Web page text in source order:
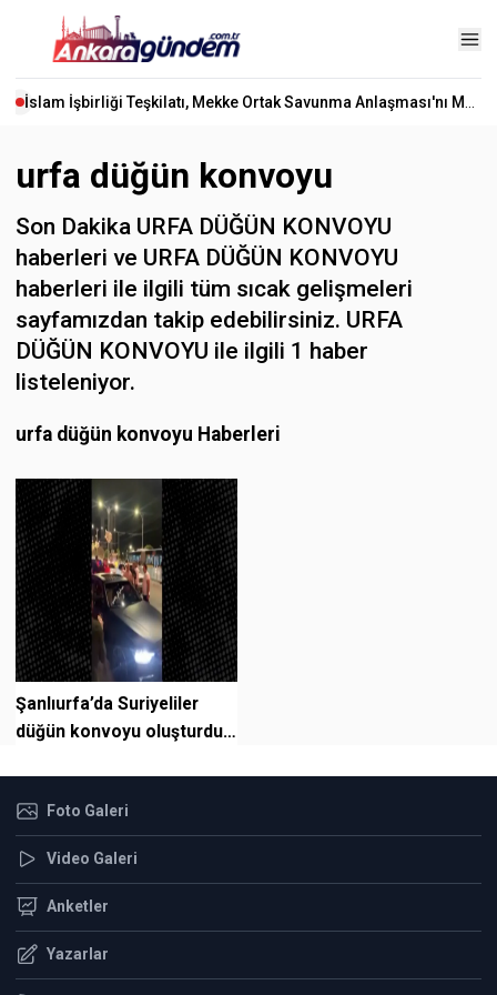
urfa düğün konvoyu
Son Dakika URFA DÜĞÜN KONVOYU
haberleri ve URFA DÜĞÜN KONVOYU
haberleri ile ilgili tüm sıcak gelişmeleri
sayfamızdan takip edebilirsiniz. URFA
DÜĞÜN KONVOYU ile ilgili 1 haber
listeleniyor.
urfa düğün konvoyu Haberleri
Şanlıurfa’da Suriyeliler
düğün konvoyu oluşturdu,
Foto Galeri
Video Galeri
Anketler
Yazarlar